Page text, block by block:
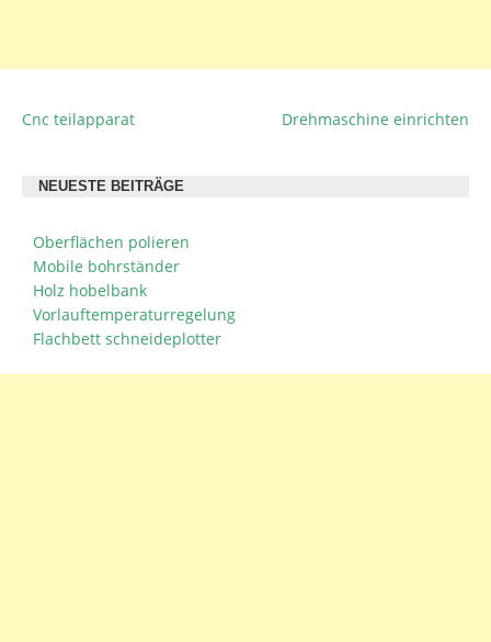
BEITRAGSNAVIGATION
Cnc teilapparat Drehmaschine einrichten
NEUESTE BEITRÄGE
Oberflächen polieren
Mobile bohrständer
Holz hobelbank
Vorlauftemperaturregelung
Flachbett schneideplotter